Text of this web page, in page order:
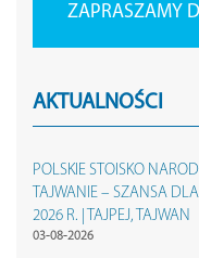
ZAPRASZAMY
AKTUALNOŚCI
POLSKIE STOISKO
TAJWANIE – SZANSA
2026 R. | TAJPEJ, TAJWAN
03-08-2026